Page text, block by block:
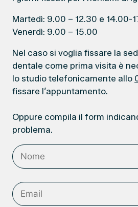
Martedì: 9.00 – 12.30 e 14.00-
Venerdì: 9.00 – 15.00
Nel caso si voglia fissare la
dentale come prima visita è
lo studio telefonicamente allo
fissare l’appuntamento.
Oppure compila il form
problema.